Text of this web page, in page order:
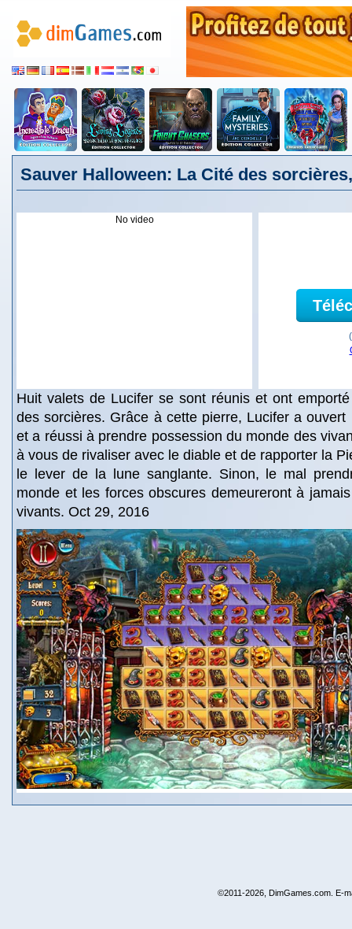
Sauver Halloween: La Cité des
No video
Huit valets de Lucifer se sont réunis et ont
des sorcières. Grâce à cette pierre, Lucifer a ouvert
et a réussi à prendre possession du monde des
à vous de rivaliser avec le diable et de rapporter la
le lever de la lune sanglante. Sinon, le mal
monde et les forces obscures demeureront à
vivants. Oct 29, 2016
©2011-2026, DimGames.com. E-